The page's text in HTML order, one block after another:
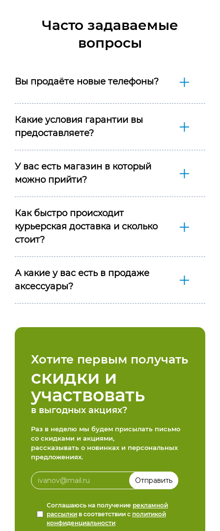
Часто задаваемые
вопросы
Вы продаёте новые телефоны?
Какие условия гарантии вы
предоставляете?
У вас есть магазин в который
можно прийти?
Как быстро происходит
курьерская доставка и сколько
стоит?
А какие у вас есть в продаже
аксессуары?
Хотите первым получать
скидки и
участвовать
в выгодных акциях?
Раз в неделю мы будем присылать письмо
со скидками и акциями,
рассказывать о новинках и персональных
предложениях.
Соглашаюсь на получение рекламной
рассылки в соответствии с политикой
конфиденциальности